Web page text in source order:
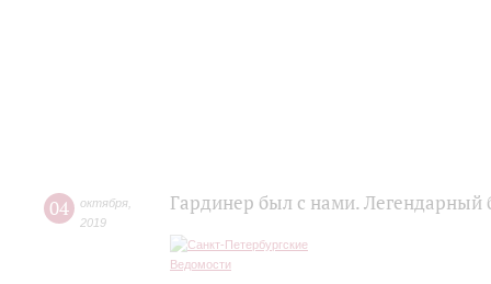
04 октября
2019
Гардинер был с нами. Легендарный